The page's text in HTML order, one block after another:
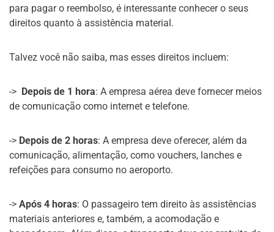
para pagar o reembolso, é interessante conhecer o seus
direitos quanto à assistência material.
Talvez você não saiba, mas esses direitos incluem:
-> Depois de 1 hora: A empresa aérea deve fornecer meios
de comunicação como internet e telefone.
-> Depois de 2 horas: A empresa deve oferecer, além da
comunicação, alimentação, como vouchers, lanches e
refeições para consumo no aeroporto.
-> Após 4 horas: O passageiro tem direito às assistências
materiais anteriores e, também, a acomodação e